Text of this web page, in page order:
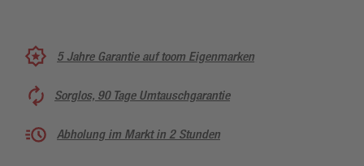
5 Jahre Garantie auf toom Eigenmarken
Sorglos, 90 Tage Umtauschgarantie
Abholung im Markt in 2 Stunden